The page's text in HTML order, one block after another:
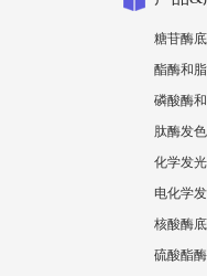
糖苷酶
酯酶和
磷酸酶
肽酶发
化学发
电化学
核酸酶
硫酸酯